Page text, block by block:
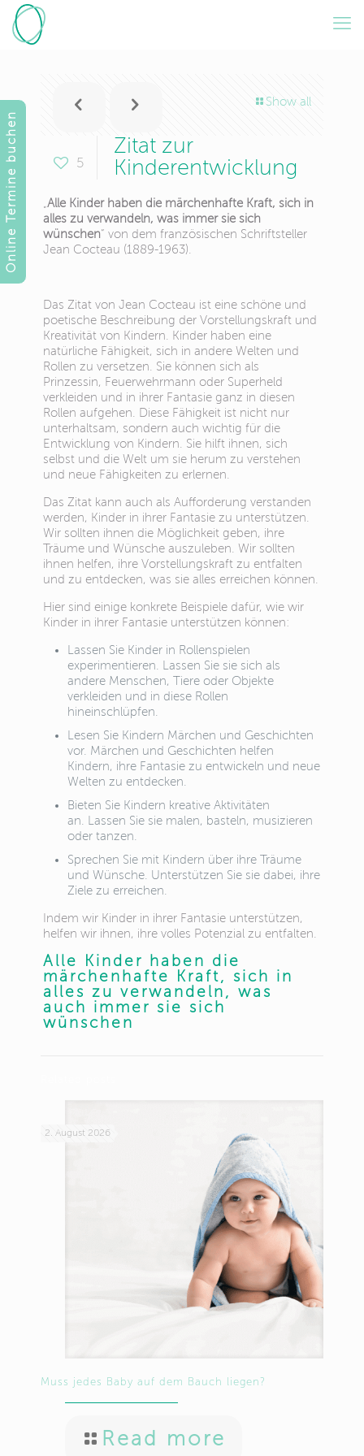
Show all
5
Zitat zur
Kinderentwicklung
„Alle Kinder haben die märchenhafte Kraft, sich in
alles zu verwandeln, was immer sie sich
wünschen“ von dem französischen Schriftsteller
Jean Cocteau (1889-1963).
Das Zitat von Jean Cocteau ist eine schöne und
poetische Beschreibung der Vorstellungskraft und
Kreativität von Kindern. Kinder haben eine
natürliche Fähigkeit, sich in andere Welten und
Rollen zu versetzen. Sie können sich als
Prinzessin, Feuerwehrmann oder Superheld
verkleiden und in ihrer Fantasie ganz in diesen
Rollen aufgehen. Diese Fähigkeit ist nicht nur
unterhaltsam, sondern auch wichtig für die
Entwicklung von Kindern. Sie hilft ihnen, sich
selbst und die Welt um sie herum zu verstehen
und neue Fähigkeiten zu erlernen.
Das Zitat kann auch als Aufforderung verstanden
werden, Kinder in ihrer Fantasie zu unterstützen.
Wir sollten ihnen die Möglichkeit geben, ihre
Träume und Wünsche auszuleben. Wir sollten
ihnen helfen, ihre Vorstellungskraft zu entfalten
und zu entdecken, was sie alles erreichen können.
Hier sind einige konkrete Beispiele dafür, wie wir
Kinder in ihrer Fantasie unterstützen können:
Lassen Sie Kinder in Rollenspielen
experimentieren. Lassen Sie sie sich als
andere Menschen, Tiere oder Objekte
verkleiden und in diese Rollen
hineinschlüpfen.
Lesen Sie Kindern Märchen und Geschichten
vor. Märchen und Geschichten helfen
Kindern, ihre Fantasie zu entwickeln und neue
Welten zu entdecken.
Bieten Sie Kindern kreative Aktivitäten
an. Lassen Sie sie malen, basteln, musizieren
oder tanzen.
Sprechen Sie mit Kindern über ihre Träume
und Wünsche. Unterstützen Sie sie dabei, ihre
Ziele zu erreichen.
Indem wir Kinder in ihrer Fantasie unterstützen,
helfen wir ihnen, ihre volles Potenzial zu entfalten.
Alle Kinder haben die
märchenhafte Kraft, sich in
alles zu verwandeln, was
auch immer sie sich
wünschen
2. August 2026
Muss jedes Baby auf dem Bauch liegen?
Read more
Online Termine buchen